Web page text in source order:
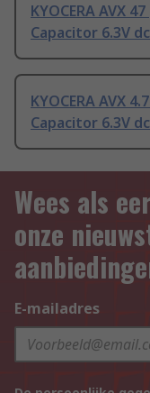
KYOCERA AVX
Capacitor 6.3V
KYOCERA AVX
Capacitor 6.3V
Wees als
onze
E-mailadres